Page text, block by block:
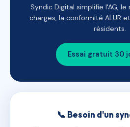
Syndic Digital simplifie l'AG,
charges, la conformité ALUR
résidents.
Essai gratuit 30
📞 Besoin d'un